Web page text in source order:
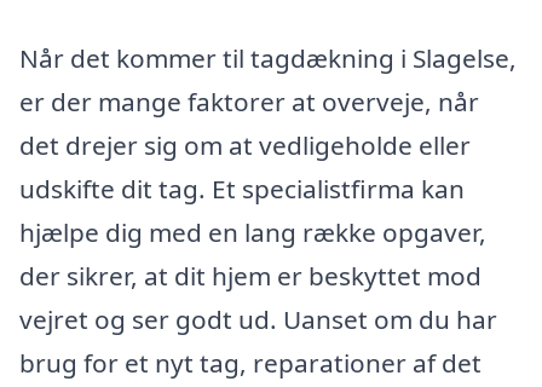
Når det kommer til tagdækning i Slagelse,
er der mange faktorer at overveje, når
det drejer sig om at vedligeholde eller
udskifte dit tag. Et specialistfirma kan
hjælpe dig med en lang række opgaver,
der sikrer, at dit hjem er beskyttet mod
vejret og ser godt ud. Uanset om du har
brug for et nyt tag, reparationer af det